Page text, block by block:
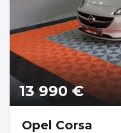
13 990 €
Opel Corsa